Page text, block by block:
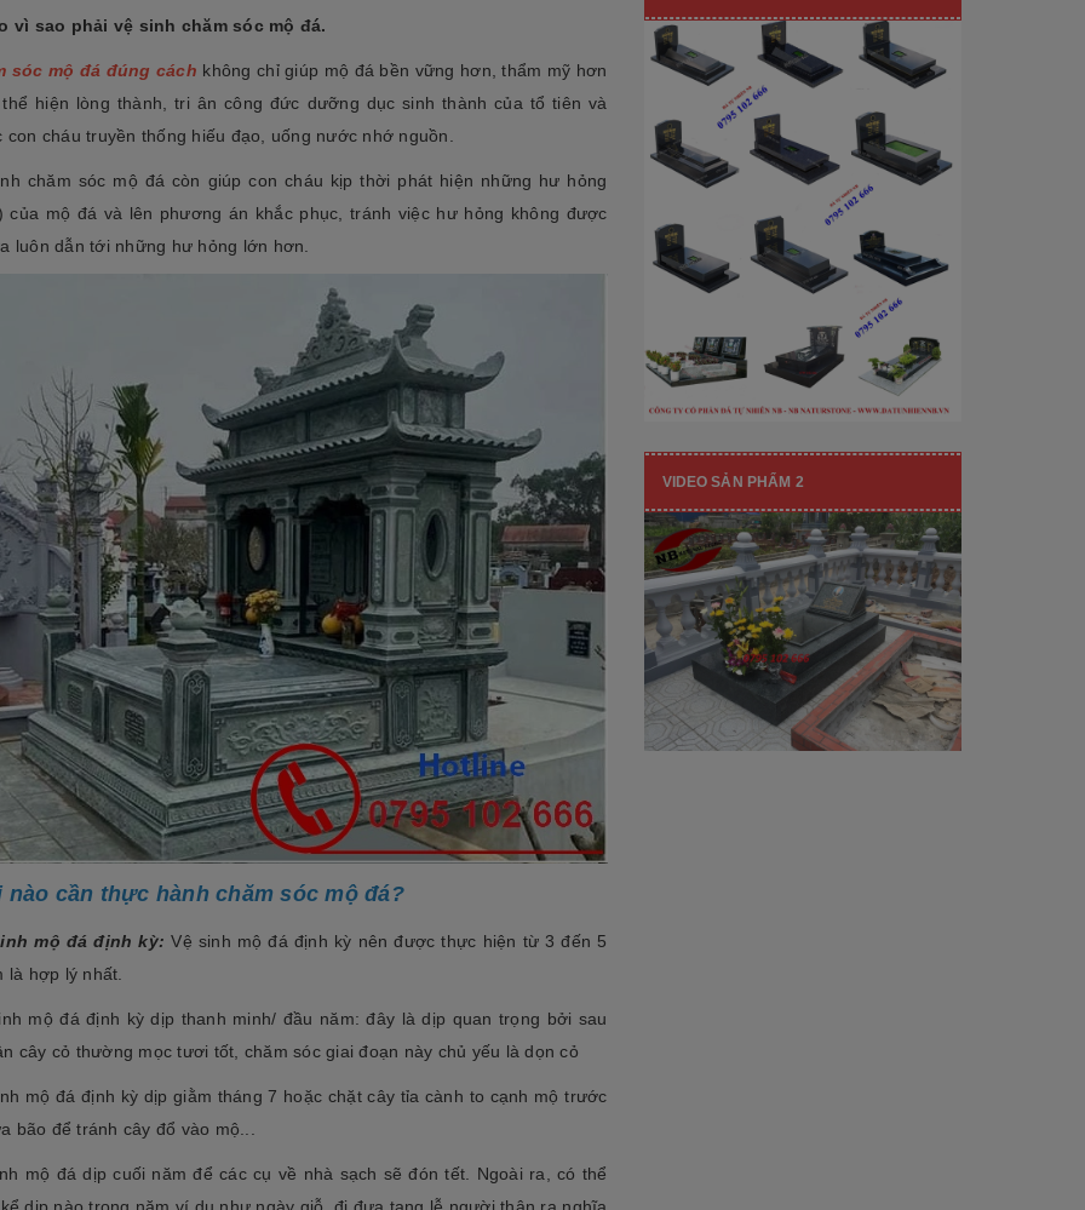
có tên gọi khác là mộ đá
thành một xu hướng chủ
bền cao, mẫu mã đẹp, kiểu
Mộ phần là nơi yên nghỉ của người mất,
là chốn linh thiêng của gia đình dòng
tộc. Xây dựng mộ phần không chỉ là việc
của con cháu dành cho ông bà cha mẹ
Biển hiệu đá khối đang ngày càng được
nhiều công ty, khu đô thị mới, resort cao
cấp lựa chọn nhờ vẻ đẹp sang trọng, bề
thế cùng độ bền vượt trội. Không chỉ là
hạng mục nhận diện thương hiệu, nó
vì sao phải vệ sinh chăm sóc mộ đá.
sóc mộ đá đúng cách không chỉ giúp mộ đá bền vững hơn, thẩm mỹ hơn
thể hiện lòng thành, tri ân công đức dưỡng dục sinh thành của tổ tiên và
con cháu truyền thống hiếu đạo, uống nước nhớ nguồn.
chăm sóc mộ đá còn giúp con cháu kịp thời phát hiện những hư hỏng
của mộ đá và lên phương án khắc phục, tránh việc hư hỏng không được
luôn dẫn tới những hư hỏng lớn hơn.
cần thực hành chăm sóc mộ đá?
mộ đá định kỳ:Vệ sinh mộ đá định kỳ nên được thực hiện từ 3 đến 5
là hợp lý nhất.
mộ đá định kỳ dịp thanh minh/ đầu năm: đây là dịp quan trọng bởi sau
cây cỏ thường mọc tươi tốt, chăm sóc giai đoạn này chủ yếu là dọn cỏ
mộ đá định kỳ dịp giằm tháng 7 hoặc chặt cây tỉa cành to cạnh mộ trước
bão để tránh cây đổ vào mộ...
mộ đá dịp cuối năm để các cụ về nhà sạch sẽ đón tết. Ngoài ra, có thể
VIDEO SẢN PHẨM 2